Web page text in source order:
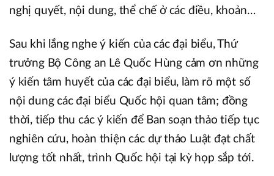
nghị quyết, nội dung, thể chế ở các điều, khoản…
Sau khi lắng nghe ý kiến của các đại biểu, Thứ
trưởng Bộ Công an Lê Quốc Hùng cảm ơn những
ý kiến tâm huyết của các đại biểu, làm rõ một số
nội dung các đại biểu Quốc hội quan tâm; đồng
thời, tiếp thu các ý kiến để Ban soạn thảo tiếp tục
nghiên cứu, hoàn thiện các dự thảo Luật đạt chất
lượng tốt nhất, trình Quốc hội tại kỳ họp sắp tới.